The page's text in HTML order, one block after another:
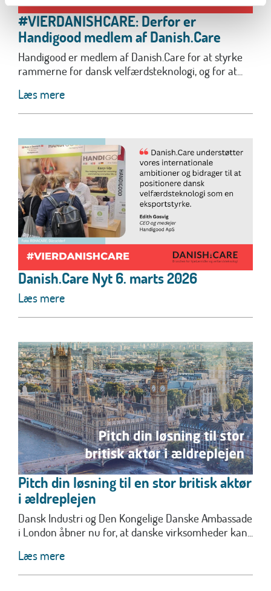
#VIERDANISHCARE: Derfor er
Handigood medlem af Danish.Care
Handigood er medlem af Danish.Care for at styrke
rammerne for dansk velfærdsteknologi, og for at...
Læs mere
Danish.Care Nyt 6. marts 2026
Læs mere
Pitch din løsning til en stor britisk aktør
i ældreplejen
Dansk Industri og Den Kongelige Danske Ambassade
i London åbner nu for, at danske virksomheder kan...
Læs mere